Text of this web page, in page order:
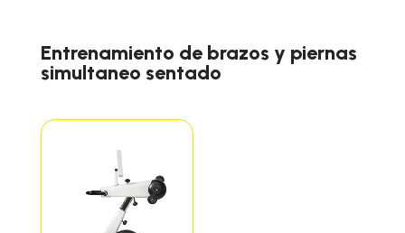
Entrenamiento de brazos y piernas
simultaneo sentado